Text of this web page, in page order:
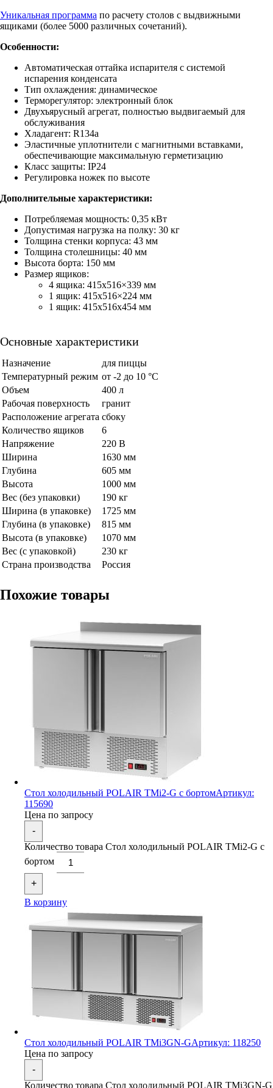
Уникальная программа по расчету столов с выдвижными
ящиками (более 5000 различных сочетаний).
Особенности:
Автоматическая оттайка испарителя с системой
испарения конденсата
Тип охлаждения: динамическое
Терморегулятор: электронный блок
Двухъярусный агрегат, полностью выдвигаемый для
обслуживания
Хладагент: R134a
Эластичные уплотнители с магнитными вставками,
обеспечивающие максимальную герметизацию
Класс защиты: IP24
Регулировка ножек по высоте
Дополнительные характеристики:
Потребляемая мощность: 0,35 кВт
Допустимая нагрузка на полку: 30 кг
Толщина стенки корпуса: 43 мм
Толщина столешницы: 40 мм
Высота борта: 150 мм
Размер ящиков:
4 ящика: 415х516×339 мм
1 ящик: 415х516×224 мм
1 ящик: 415х516х454 мм
Основные характеристики
Назначение
для пиццы
Температурный режим от -2 до 10 °С
Объем
400 л
Рабочая поверхность
гранит
Расположение агрегата сбоку
Количество ящиков
6
Напряжение
220 В
Ширина
1630 мм
Глубина
605 мм
Высота
1000 мм
Вес (без упаковки)
190 кг
Ширина (в упаковке)
1725 мм
Глубина (в упаковке)
815 мм
Высота (в упаковке)
1070 мм
Вес (с упаковкой)
230 кг
Страна производства
Россия
Похожие товары
Стол холодильный POLAIR TMi2-G с бортомАртикул:
115690
Цена по запросу
-
Количество товара Стол холодильный POLAIR TMi2-G с
бортом
+
В корзину
Стол холодильный POLAIR TMi3GN-GАртикул: 118250
Цена по запросу
-
Количество товара Стол холодильный POLAIR TMi3GN-G